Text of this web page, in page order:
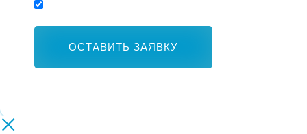
ОСТАВИТЬ ЗАЯВКУ